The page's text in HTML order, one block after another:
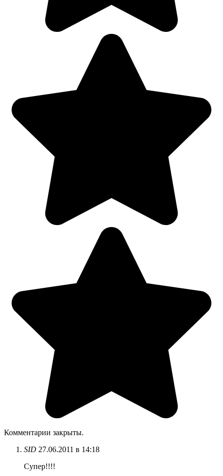
Комментарии закрыты.
SID 27.06.2011 в 14:18
Супер!!!!